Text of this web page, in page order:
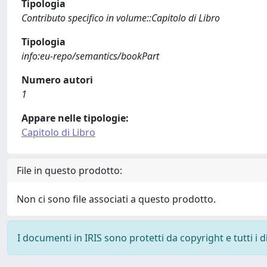
Tipologia
Contributo specifico in volume::Capitolo di Libro
Tipologia
info:eu-repo/semantics/bookPart
Numero autori
1
Appare nelle tipologie:
Capitolo di Libro
File in questo prodotto:
Non ci sono file associati a questo prodotto.
I documenti in IRIS sono protetti da copyright e tutti i